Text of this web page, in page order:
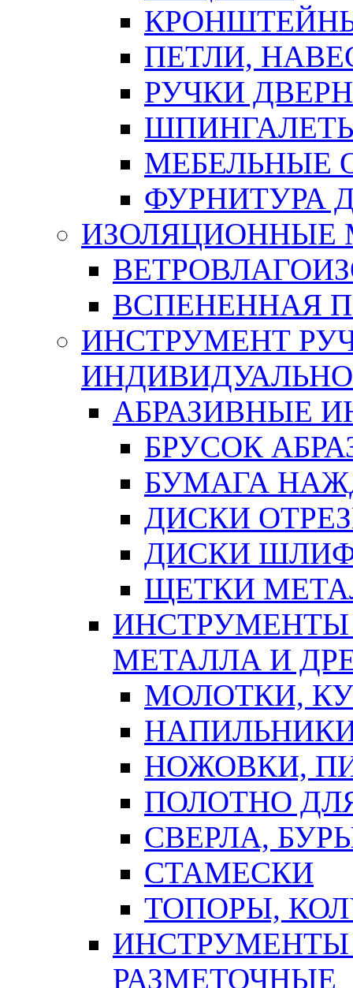
ПЕТЛИ,
РУЧКИ
МЕБЕЛЬНЫЕ
ФУРНИТУРА
ИЗОЛЯЦИОННЫЕ
ВСПЕНЕННАЯ
ИНСТРУМЕНТ
АБРАЗИВНЫЕ
БРУСОК
БУМАГА
ДИСКИ
ДИСКИ
ЩЕТКИ
ИНСТРУМЕНТЫ
МЕТАЛЛА И
МОЛОТКИ,
НОЖОВКИ,
ПОЛОТНО
СВЕРЛА,
СТАМЕСКИ
ТОПОРЫ,
ИНСТРУМЕНТЫ
РАЗМЕТОЧНЫЕ